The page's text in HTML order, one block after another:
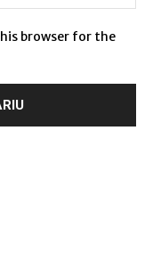
browser for the